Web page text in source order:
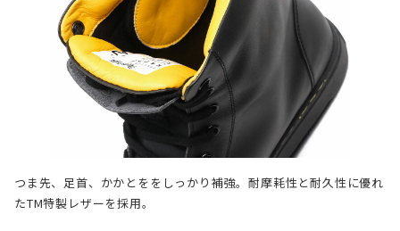
つま先、足首、かかとををしっかり補強。耐摩耗性と耐久性に優れ
たTM特製レザーを採用。